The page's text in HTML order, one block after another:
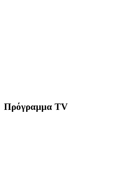
Πρόγραμμα TV